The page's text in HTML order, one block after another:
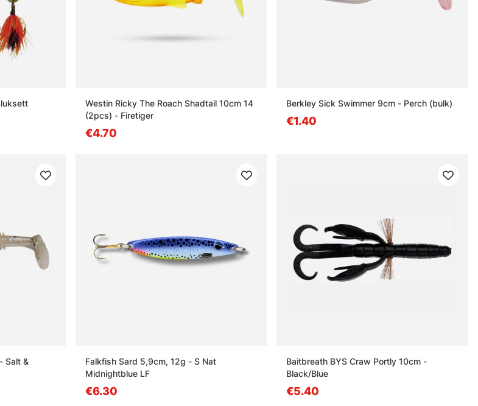
Westin Ricky The Roach Shadtail 10cm 14
(2pcs) - Firetiger
€4.70
Berkley Sick Swimmer 9cm - Perch (bulk)
€1.40
Salt &
Falkfish Sard 5,9cm, 12g - S Nat
Midnightblue LF
€6.30
Baitbreath BYS Craw Portly 10cm -
Black/Blue
€5.40